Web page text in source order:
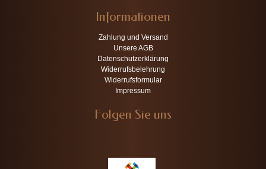
Informationen
Zahlung und Versand
Unsere AGB
Datenschutzerklärung
Widerrufsbelehrung
Widerrufsformular
Impressum
Folgen Sie uns